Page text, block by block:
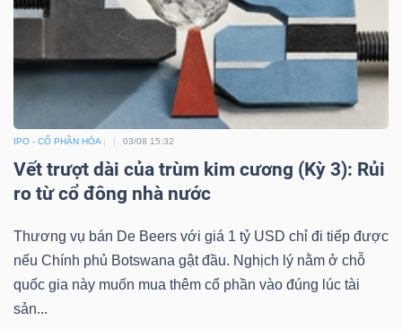
IPO - CỔ PHẦN HÓA 03/08 15:32
Vết trượt dài của trùm kim cương (Kỳ 3): Rủi
ro từ cổ đông nhà nước
Thương vụ bán De Beers với giá 1 tỷ USD chỉ đi tiếp được
nếu Chính phủ Botswana gật đầu. Nghịch lý nằm ở chỗ
quốc gia này muốn mua thêm cổ phần vào đúng lúc tài
sản...
TÀI
CÔNG
NGHỆ
THÔNG